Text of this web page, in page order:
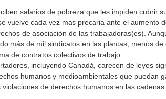
salarios de pobreza que les impiden cubrir
vuelve cada vez más precaria ante el aumento
de asociación de las trabajadoras(es).
más de mil sindicatos en las plantas, menos
de contratos colectivos de trabajo.
incluyendo Canadá, carecen de leyes
humanos y medioambientales que puedan
de derechos humanos en las